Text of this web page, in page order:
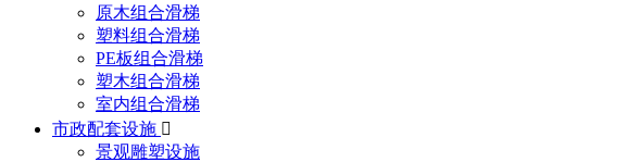
原木组合滑梯
塑料组合滑梯
PE板组合滑梯
塑木组合滑梯
室内组合滑梯
市政配套设施 
景观雕塑设施